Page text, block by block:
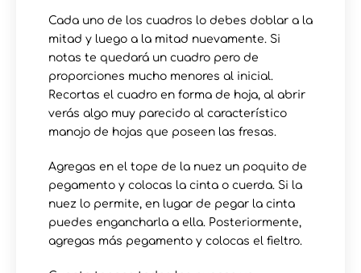
Cada uno de los cuadros lo debes doblar a la
mitad y luego a la mitad nuevamente. Si
notas te quedará un cuadro pero de
proporciones mucho menores al inicial.
Recortas el cuadro en forma de hoja, al abrir
verás algo muy parecido al característico
manojo de hojas que poseen las fresas.
Agregas en el tope de la nuez un poquito de
pegamento y colocas la cinta o cuerda. Si la
nuez lo permite, en lugar de pegar la cinta
puedes engancharla a ella. Posteriormente,
agregas más pegamento y colocas el fieltro.